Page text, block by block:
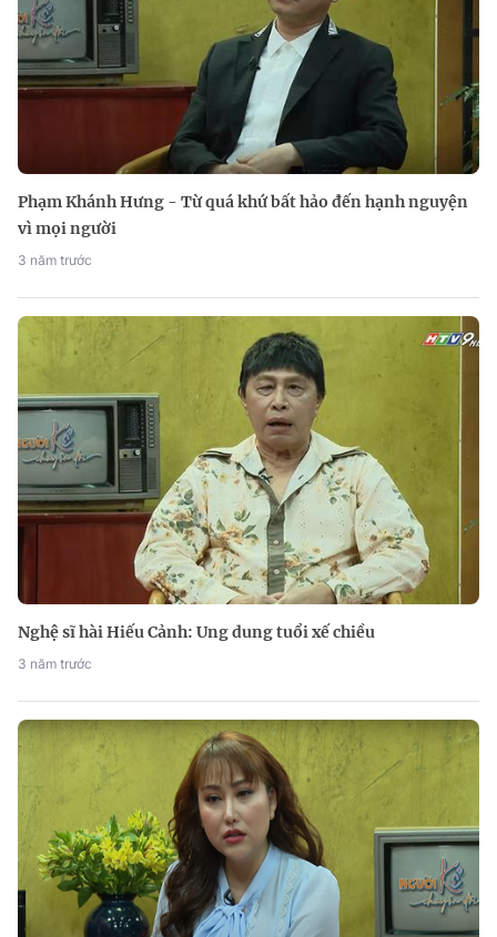
Phạm Khánh Hưng - Từ quá khứ bất hảo đến hạnh nguyện
vì mọi người
3 năm trước
Nghệ sĩ hài Hiếu Cảnh: Ung dung tuổi xế chiều
3 năm trước